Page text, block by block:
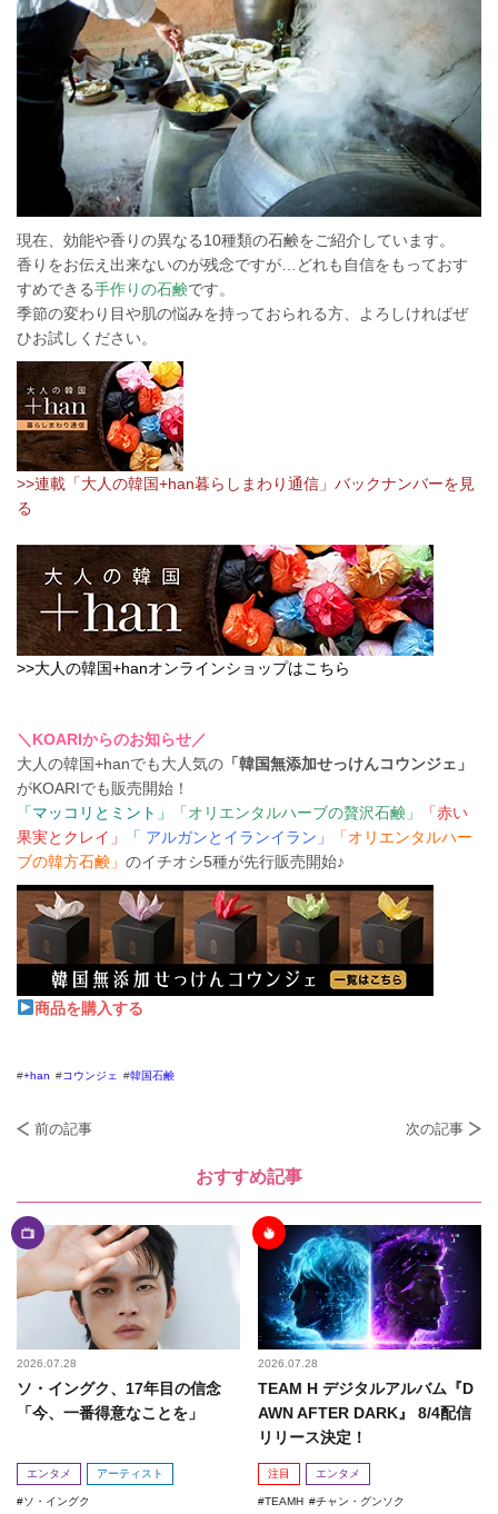
現在、効能や香りの異なる10種類の石鹸をご紹介しています。
香りをお伝え出来ないのが残念ですが…どれも自信をもっておす
すめできる手作りの石鹸です。
季節の変わり目や肌の悩みを持っておられる方、よろしければぜ
ひお試しください。
>>連載「大人の韓国+han暮らしまわり通信」バックナンバーを見
る
>>大人の韓国+hanオンラインショップはこちら
＼KOARIからのお知らせ／
大人の韓国+hanでも大人気の 「韓国無添加せっけんコウンジェ」
がKOARIでも販売開始！
「マッコリとミント」
「オリエンタルハーブの贅沢石鹸」
「赤い
果実とクレイ」
「 アルガンとイランイラン」
「オリエンタルハー
ブの韓方石鹸」 のイチオシ5種が先行販売開始♪
商品を購入する
+han コウンジェ 韓国石鹸
前の記事 次の記事
おすすめ記事
2026.07.28
ソ・イングク、17年目の信念
「今、一番得意なことを」
エンタメ アーティスト
ソ・イングク
2026.07.28
TEAM H デジタルアルバム『D
AWN AFTER DARK』 8/4配信
リリース決定！
注目 エンタメ
TEAMH チャン・グンソク